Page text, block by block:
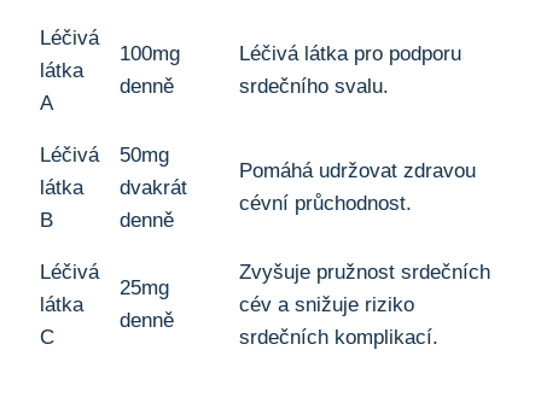
Léčivá
⁢látka
A
100mg
denně
Léčivá látka⁤ pro ⁣podporu
⁢srdečního svalu.
Léčivá
látka
B
50mg
dvakrát
denně
Pomáhá udržovat ‍zdravou
cévní ‌průchodnost.
Léčivá
látka
C
25mg
denně
Zvyšuje pružnost srdečních⁢
cév a snižuje riziko
srdečních komplikací.